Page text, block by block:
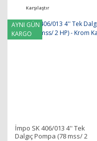
Karşılaştır
AYNI GÜN
KARGO
İmpo SK 406/013 4'' Tek
Dalgıç Pompa (78 mss/ 2